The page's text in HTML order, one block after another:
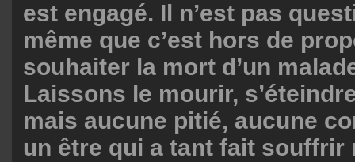
est engagé. Il n’est pas
même que c’est hors de
souhaiter la mort d’un
Laissons le mourir,
mais aucune pitié, aucune
un être qui a tant fait souffrir